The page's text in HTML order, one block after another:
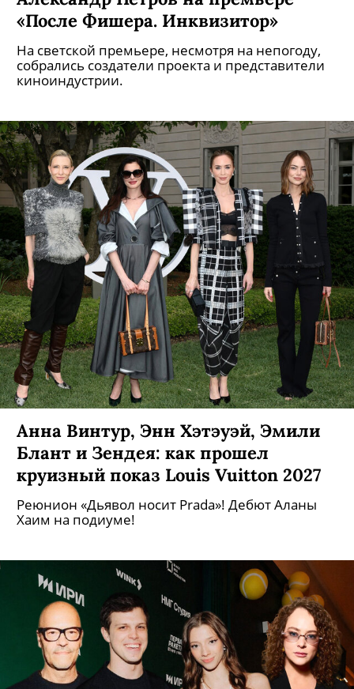
«После Фишера. Инквизитор»
На светской премьере, несмотря на непогоду,
собрались создатели проекта и представители
киноиндустрии.
Анна Винтур, Энн Хэтэуэй, Эмили
Блант и Зендея: как прошел
круизный показ Louis Vuitton 2027
Реюнион «Дьявол носит Prada»! Дебют Аланы
Хаим на подиуме!